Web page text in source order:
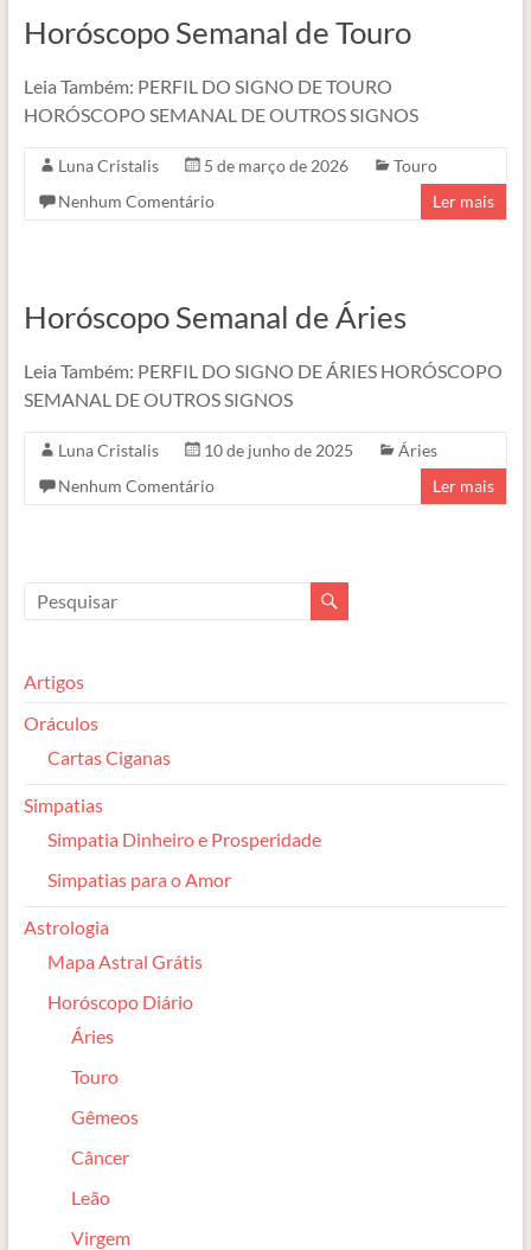
Horóscopo Semanal de Touro
Leia Também: PERFIL DO SIGNO DE TOURO
HORÓSCOPO SEMANAL DE OUTROS SIGNOS
Luna Cristalis 5 de março de 2026
Touro
Nenhum Comentário
Ler mais
Horóscopo Semanal de Áries
Leia Também: PERFIL DO SIGNO DE ÁRIES HORÓSCOPO
SEMANAL DE OUTROS SIGNOS
Luna Cristalis 10 de junho de 2025
Áries
Nenhum Comentário
Ler mais
Artigos
Oráculos
Cartas Ciganas
Simpatias
Simpatia Dinheiro e Prosperidade
Simpatias para o Amor
Astrologia
Mapa Astral Grátis
Horóscopo Diário
Áries
Touro
Gêmeos
Câncer
Leão
Virgem